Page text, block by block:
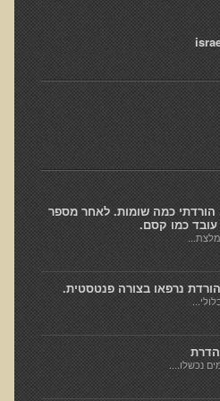
כמה שומות. לאחר מספר
עובד כמו קסם.
נרפאו בצורה פנטסטית.
נכשלו....